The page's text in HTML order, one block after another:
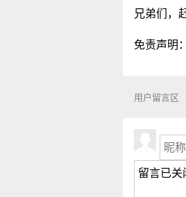
兄弟们，
免责声明
用户留言区